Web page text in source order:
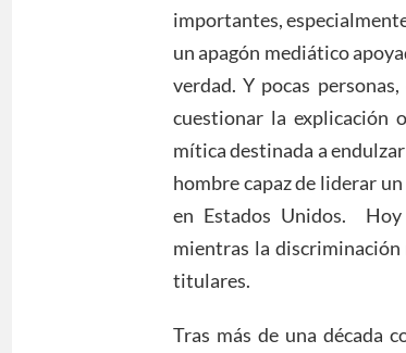
importantes,
un apagón mediático
verdad. Y pocas
cuestionar la explicación
mítica destinada a
hombre capaz de liderar
en Estados Unidos.
mientras la
titulares.
Tras más de una década